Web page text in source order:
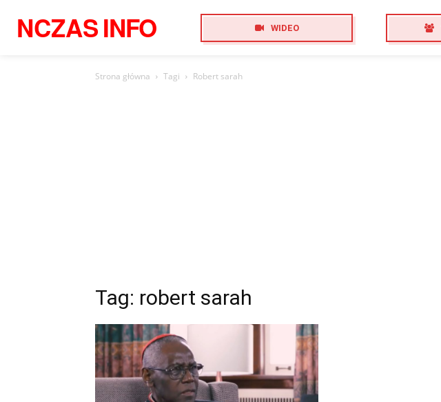
NCZASINFO WIDEO
Strona główna Tagi Robert sarah
Tag: robert sarah